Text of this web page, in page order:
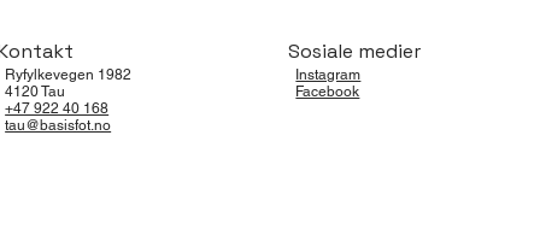
Ryfylkevegen 1982
4120 Tau
+47 922 40 168
tau@basisfot.no
Sosiale medier
Instagram
Facebook